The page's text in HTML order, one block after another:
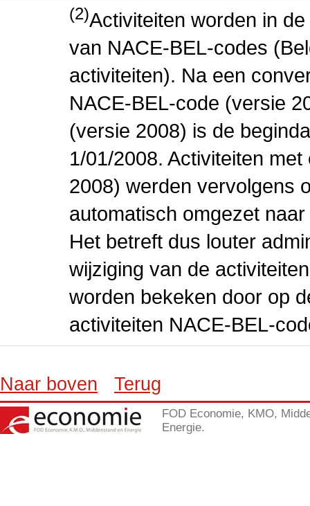
(2)Activiteiten worden in
van NACE-BEL-codes
activiteiten). Na een
NACE-BEL-code (versie
(versie 2008) is de
1/01/2008. Activiteiten
2008) werden vervolgens
automatisch omgezet
Het betreft dus louter
wijziging van de
worden bekeken door op
activiteiten NACE-BEL-
Naar boven Terug
FOD Economie, KMO,
Energie.